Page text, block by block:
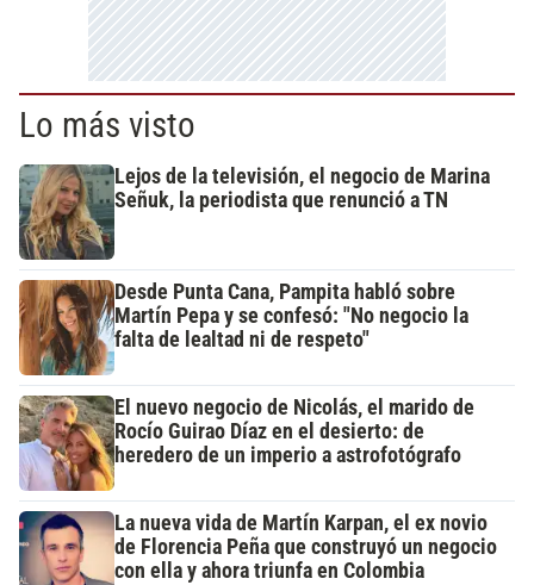
Lo más visto
Lejos de la televisión, el negocio de Marina
Señuk, la periodista que renunció a TN
Desde Punta Cana, Pampita habló sobre
Martín Pepa y se confesó: "No negocio la
falta de lealtad ni de respeto"
El nuevo negocio de Nicolás, el marido de
Rocío Guirao Díaz en el desierto: de
heredero de un imperio a astrofotógrafo
La nueva vida de Martín Karpan, el ex novio
de Florencia Peña que construyó un negocio
con ella y ahora triunfa en Colombia